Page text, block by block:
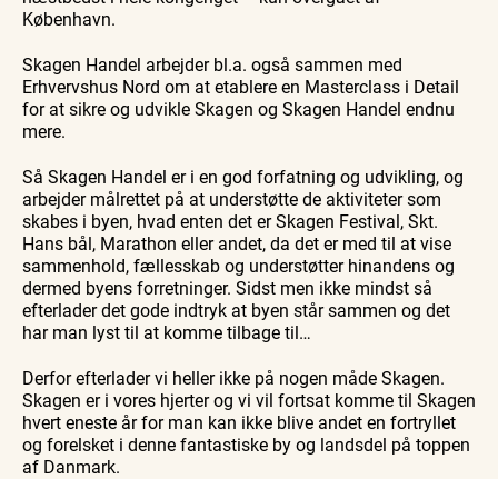
København.
Skagen Handel arbejder bl.a. også sammen med
Erhvervshus Nord om at etablere en Masterclass i Detail
for at sikre og udvikle Skagen og Skagen Handel endnu
mere.
Så Skagen Handel er i en god forfatning og udvikling, og
arbejder målrettet på at understøtte de aktiviteter som
skabes i byen, hvad enten det er Skagen Festival, Skt.
Hans bål, Marathon eller andet, da det er med til at vise
sammenhold, fællesskab og understøtter hinandens og
dermed byens forretninger. Sidst men ikke mindst så
efterlader det gode indtryk at byen står sammen og det
har man lyst til at komme tilbage til…
Derfor efterlader vi heller ikke på nogen måde Skagen.
Skagen er i vores hjerter og vi vil fortsat komme til Skagen
hvert eneste år for man kan ikke blive andet en fortryllet
og forelsket i denne fantastiske by og landsdel på toppen
af Danmark.